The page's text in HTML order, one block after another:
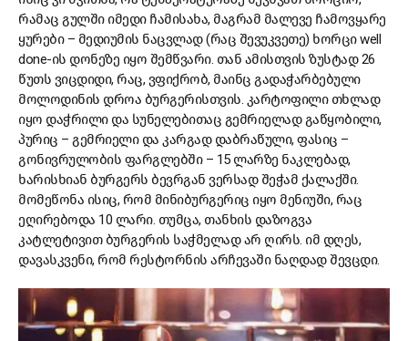
რამაც გულში იმედი ჩამისახა, მაგრამ მალევე ჩამოვყარე
ყურები – მედიუმის ნაცვლად (რაც შევუკვეთე) ხორცი well
done-ის დონეზე იყო შემწვარი. თან ამისთვის ზუსტად 26
წუთს ვიცდიდი, რაც, ვფიქრობ, მაინც გადაჭარბებული
მოლოდინის დროა ბურგერისთვის. კარტოფილი თხლად
იყო დაჭრილი და სუნელებითაც გემრიელად გაწყობილი,
პურიც – გემრიელი და კარგად დაბრაწული, ფასიც –
გონივრულობის ფარგლებში – 15 ლარზე ნაკლებად,
ხარისხიან ბურგერს ბევრგან ვერსად შეჭამ ქალაქში.
მომეწონა ისიც, რომ მინიბურგერიც იყო მენიუში, რაც
ეღირებოდა 10 ლარი. თუმცა, თანხის დაზოგვა
კატლეტივით ბურგერის საჭმელად არ ღირს. იმ დღეს,
დავასკვენი, რომ რესტორნის არჩევაში ნაღდად შევცდი.